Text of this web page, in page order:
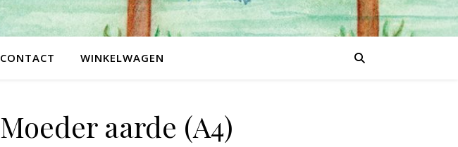
CONTACT WINKELWAGEN
Moeder aarde (A4)